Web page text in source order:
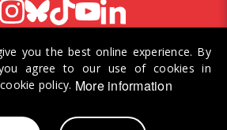
SA. All rights reserved.
you the best online experience. By
agree to our use of cookies in
policy. More information